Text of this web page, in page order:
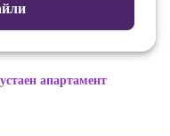
апартамент